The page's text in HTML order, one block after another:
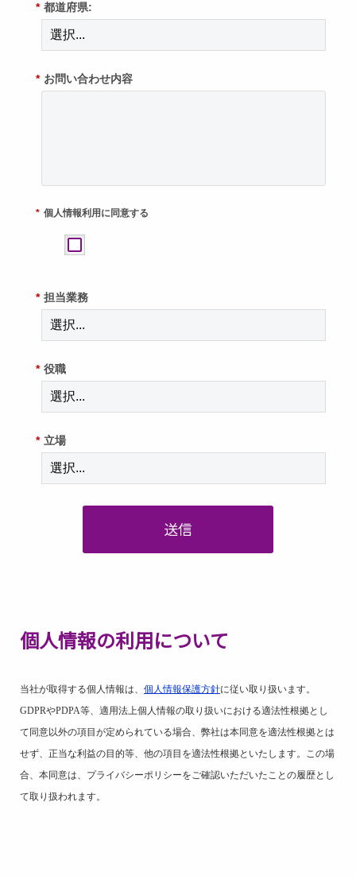
* 都道府県:
* お問い合わせ内容
* 個人情報利用に同意する
* 担当業務
* 役職
* 立場
送信
個人情報の利用について
当社が取得する個人情報は、 個人情報保護方針に従い取り扱います。
GDPRやPDPA等、適用法上個人情報の取り扱いにおける適法性根拠とし
て同意以外の項目が定められている場合、弊社は本同意を適法性根拠とは
せず、正当な利益の目的等、他の項目を適法性根拠といたします。この場
合、本同意は、プライバシーポリシーをご確認いただいたことの履歴とし
て取り扱われます。